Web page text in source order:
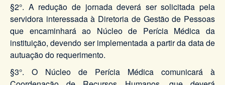
§2°. A redução de jornada deverá ser solicitada pela
servidora interessada à Diretoria de Gestão de Pessoas
que encaminhará ao Núcleo de Perícia Médica da
instituição, devendo ser implementada a partir da data de
autuação do requerimento.
§3°. O Núcleo de Perícia Médica comunicará à